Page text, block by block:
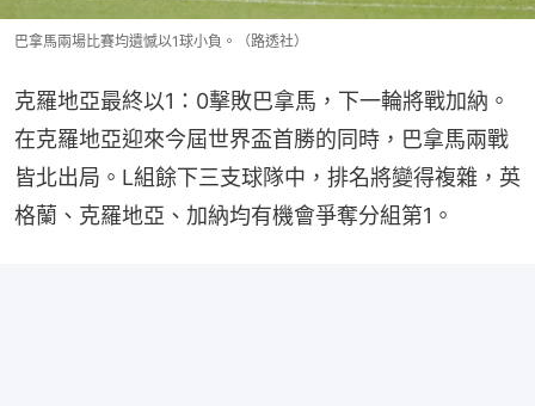
巴拿馬兩場比賽均遺憾以1球小負。（路透社）
克羅地亞最終以1：0擊敗巴拿馬，下一輪將戰加納。
在克羅地亞迎來今屆世界盃首勝的同時，巴拿馬兩戰
皆北出局。L組餘下三支球隊中，排名將變得複雜，英
格蘭、克羅地亞、加納均有機會爭奪分組第1。